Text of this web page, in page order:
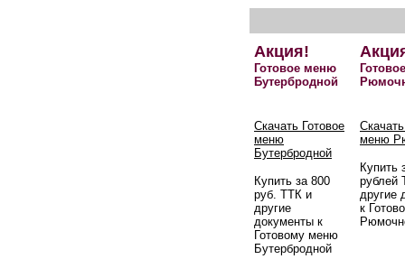
Акция!
Готовое меню
Бутербродной
Скачать Готовое
меню
Бутербродной
Купить за 800
руб. ТТК и
другие
документы к
Готовому меню
Бутербродной
меню
Купить
рублей
другие
к